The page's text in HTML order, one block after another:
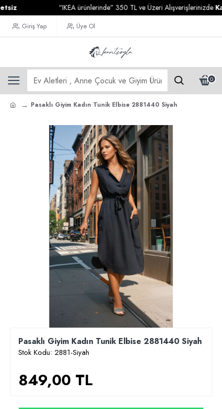
“IKEA ürünlerinde” 350 TL ve Üzeri AlışverişlerinizdeKargo
Giriş Yap Üye Ol
0
Pasaklı Giyim Kadın Tunik Elbise 2881440 Siyah
Pasaklı Giyim Kadın Tunik Elbise 2881440 Siyah
Stok Kodu: 2881-Siyah
849,00 TL